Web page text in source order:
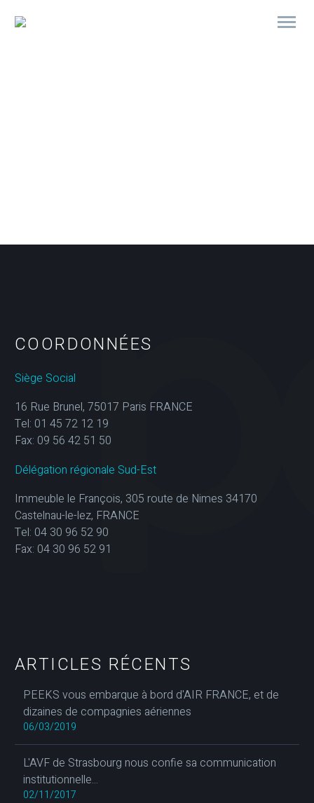
COORDONNÉES
Siège Social
16 Rue Brunel, 75017 Paris FRANCE
Tel: 01 45 72 12 19
Fax: 09 56 42 51 50
Délégation régionale Sud-Est
Immeuble le François, 305 route de Nimes 34170
Castelnau-le-lez, FRANCE
Tel: 04 30 96 52 90
Fax: 04 30 96 52 91
ARTICLES RÉCENTS
PEEKS vous embarque à bord d'AIR FRANCE, et de
dizaines de compagnies aériennes
06/03/2019
L'AVF de Strasbourg nous confie sa communication
institutionnelle...
02/11/2017